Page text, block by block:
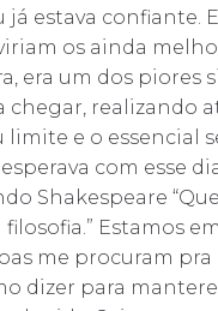
estava confiante.
os ainda
era um dos piores
realizando
e o essencial
com esse
Shakespeare
filosofia.” Estamos
me procuram
dizer para